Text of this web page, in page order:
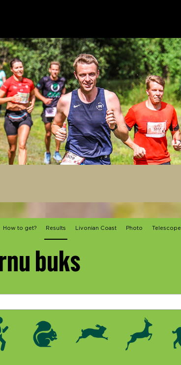
How to get? Results Livonian Coast Photo Telescope
buks